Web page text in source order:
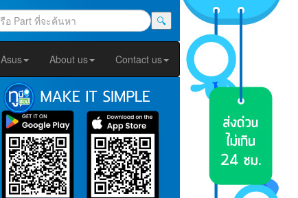
🔍
Asus About us Contact us